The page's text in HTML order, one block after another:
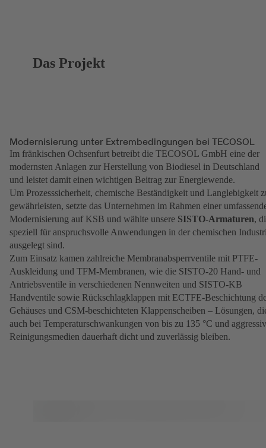
Das Projekt
Modernisierung unter Extrembedingungen bei TECOSOL
Im fränkischen Ochsenfurt betreibt die TECOSOL GmbH eine der
modernsten Anlagen zur Herstellung von Biodiesel in Deutschland
und leistet damit einen wichtigen Beitrag zur Energiewende.
Um Prozesssicherheit, chemische Beständigkeit und Langlebigkeit
gewährleisten, setzte das Unternehmen im Rahmen einer
Modernisierung auf KSB und wählte unsere SISTO-Armaturen,
speziell für anspruchsvolle Anwendungen in der chemischen
ausgelegt sind.
Zum Einsatz kamen zahlreiche Membranabsperrventile mit PTFE-
Auskleidung und TFM-Membranen, wie die SISTO-20 Hand- und
Antriebsventile in verschiedenen Nennweiten und SISTO-KB
Handventile sowie Rückschlagklappen mit ECTFE-Beschichtung
Gehäuses und CSM-beschichteten Klappenscheiben – Lösungen,
auch bei Temperaturschwankungen von bis zu 135 °C und
Reinigungsmedien dauerhaft dicht und zuverlässig bleiben.